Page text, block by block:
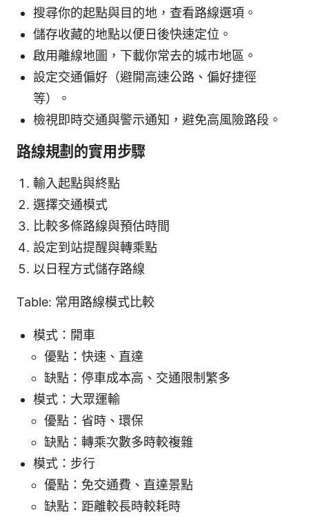
搜尋你的起點與目的地，查看路線選項。
儲存收藏的地點以便日後快速定位。
啟用離線地圖，下載你常去的城市地區。
設定交通偏好（避開高速公路、偏好捷徑
等）。
檢視即時交通與警示通知，避免高風險路段。
路線規劃的實用步驟
輸入起點與終點
選擇交通模式
比較多條路線與預估時間
設定到站提醒與轉乘點
以日程方式儲存路線
Table: 常用路線模式比較
模式：開車
優點：快速、直達
缺點：停車成本高、交通限制繁多
模式：大眾運輸
優點：省時、環保
缺點：轉乘次數多時較複雜
模式：步行
優點：免交通費、直達景點
缺點：距離較長時較耗時